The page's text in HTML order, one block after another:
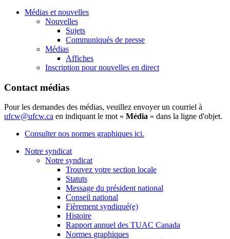
Médias et nouvelles
Nouvelles
Sujets
Communiqués de presse
Médias
Affiches
Inscription pour nouvelles en direct
Contact médias
Pour les demandes des médias, veuillez envoyer un courriel à
ufcw@ufcw.ca en indiquant le mot « Média » dans la ligne d'objet.
Consulter nos normes graphiques ici.
Notre syndicat
Notre syndicat
Trouvez votre section locale
Statuts
Message du président national
Conseil national
Fièrement syndiqué(e)
Histoire
Rapport annuel des TUAC Canada
Normes graphiques